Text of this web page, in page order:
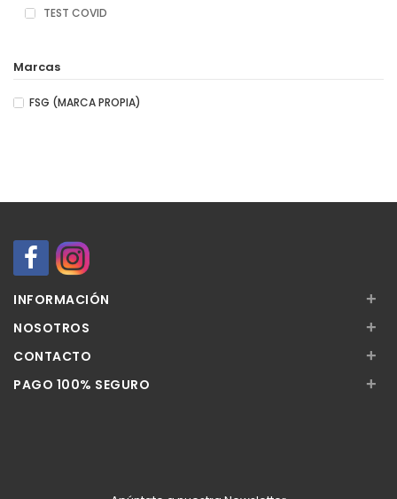
TEST COVID
Marcas
FSG (MARCA PROPIA)
INFORMACIÓN +
NOSOTROS +
CONTACTO +
PAGO 100% SEGURO +